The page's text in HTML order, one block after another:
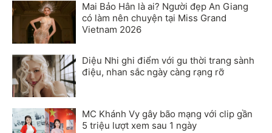
Mai Bảo Hân là ai? Người đẹp An Giang
có làm nên chuyện tại Miss Grand
Vietnam 2026
Diệu Nhi ghi điểm với gu thời trang sành
điệu, nhan sắc ngày càng rạng rỡ
MC Khánh Vy gây bão mạng với clip gần
5 triệu lượt xem sau 1 ngày